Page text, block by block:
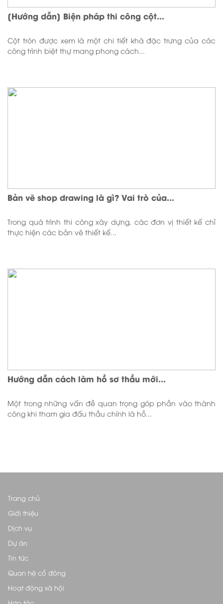
[Hướng dẫn] Biện pháp thi công cột...
Cột tròn được xem là một chi tiết khá đặc trưng của các
công trình biệt thự mang phong cách...
Bản vẽ shop drawing là gì? Vai trò của...
Trong quá trình thi công xây dựng, các đơn vị thiết kế chỉ
thực hiện các bản vẽ thiết kế...
Hướng dẫn cách làm hồ sơ thầu mới...
Một trong những vấn đề quan trọng góp phần vào thành
công khi tham gia đấu thầu chính là hồ...
Trang chủ
Giới thiệu
Dịch vụ
Dự án
Tin tức
Quan hệ cổ đông
Hoạt động xã hội